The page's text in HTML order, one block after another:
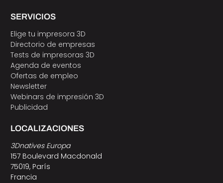
SERVICIOS
Elige tu impresora 3D
Directorio de empresas
Tests de impresoras 3D
Agenda de eventos
Ofertas de empleo
Newsletter
Webinars de impresión 3D
Publicidad
LOCALIZACIONES
3Dnatives Europa
157 Boulevard Macdonald
75019, París
Francia